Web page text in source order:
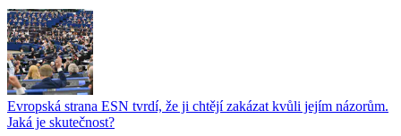
Evropská strana ESN tvrdí, že ji chtějí zakázat kvůli jejím názorům.
Jaká je skutečnost?